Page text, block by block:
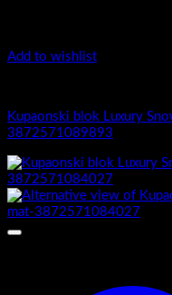
Add to wishlist
Kupaonski blok Luxury
3872571089893